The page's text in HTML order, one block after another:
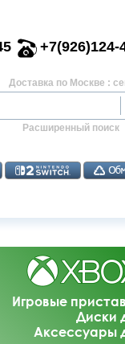
+7(926)124-
Доставка по Москве :
Расширенный поиск
Игровые
Диски
Аксессуары